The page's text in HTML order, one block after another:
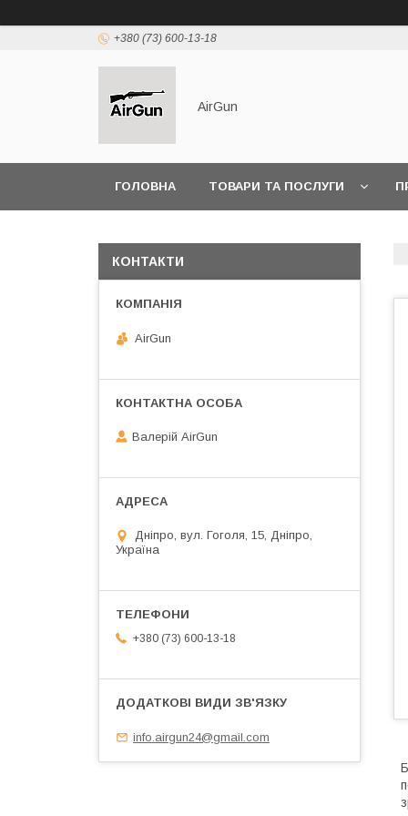
+380 (73) 600-13-18
AirGun
ГОЛОВНА ТОВАРИ ТА ПОСЛУГИ
КОНТАКТИ
AirGun
Валерій AirGun
Дніпро, вул. Гоголя, 15, Дніпро,
Україна
+380 (73) 600-13-18
info.airgun24@gmail.com